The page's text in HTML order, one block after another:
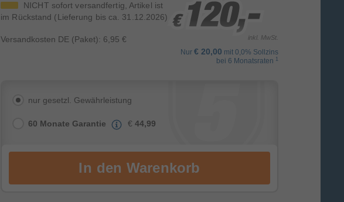
NICHT sofort versandfertig, Artikel ist
im Rückstand (Lieferung bis ca. 31.12.2026)
Versandkosten DE (Paket): 6,95 €
€120,-
€120,-
€120,-
inkl. MwSt.
Nur € 20,00 mit 0,0% Sollzins
bei 6 Monatsraten 1
nur gesetzl. Gewährleistung
60 Monate Garantie € 44,99